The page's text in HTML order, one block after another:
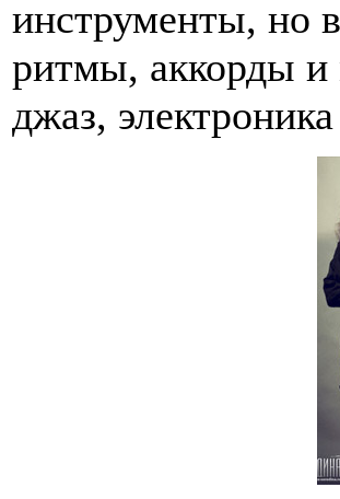
инструменты, но
ритмы, аккорды и
джаз,